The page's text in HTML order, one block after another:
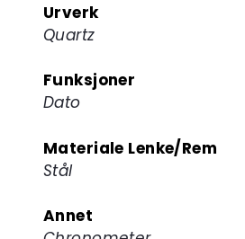
Urverk
Quartz
Funksjoner
Dato
Materiale Lenke/Rem
Stål
Annet